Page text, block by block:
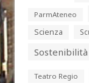
ParmAteneo
Scienza
Sostenibilità
Teatro Regio